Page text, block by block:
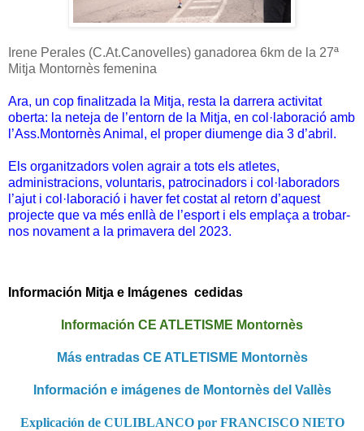
Irene Perales (C.At.Canovelles) ganadorea 6km de la 27ª
Mitja Montornès femenina
Ara, un cop finalitzada la Mitja, resta la darrera activitat
oberta: la neteja de l’entorn de la Mitja, en col·laboració amb
l’Ass.Montornès Animal, el proper diumenge dia 3 d’abril.
Els organitzadors volen agrair a tots els atletes,
administracions, voluntaris, patrocinadors i col·laboradors
l’ajut i col·laboració i haver fet costat al retorn d’aquest
projecte que va més enllà de l’esport i els emplaça a trobar-
nos novament a la primavera del 2023.
Información Mitja e Imágenes cedidas
Información CE ATLETISME Montornès
Más entradas CE ATLETISME Montornès
Información e imágenes de Montornès del Vallès
Explicación de CULIBLANCO por FRANCISCO NIETO